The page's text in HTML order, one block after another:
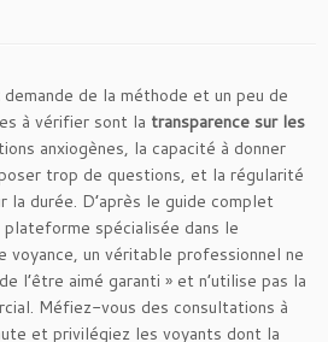
demande de la méthode et un peu de
à vérifier sont la transparence sur les
anxiogènes, la capacité à donner
trop de questions, et la régularité
durée. D’après le guide complet
plateforme spécialisée dans le
voyance, un véritable professionnel ne
l’être aimé garanti » et n’utilise pas la
Méfiez-vous des consultations à
et privilégiez les voyants dont la